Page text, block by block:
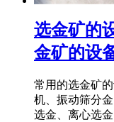
选金矿的
金矿的设
常用的选金矿
机、振动筛分
选金、离心选